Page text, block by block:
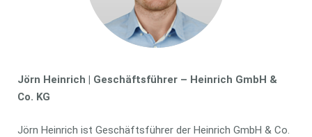
Jörn Heinrich | Geschäftsführer – Heinrich GmbH &
Co. KG
Jörn Heinrich ist Geschäftsführer der Heinrich GmbH & Co.